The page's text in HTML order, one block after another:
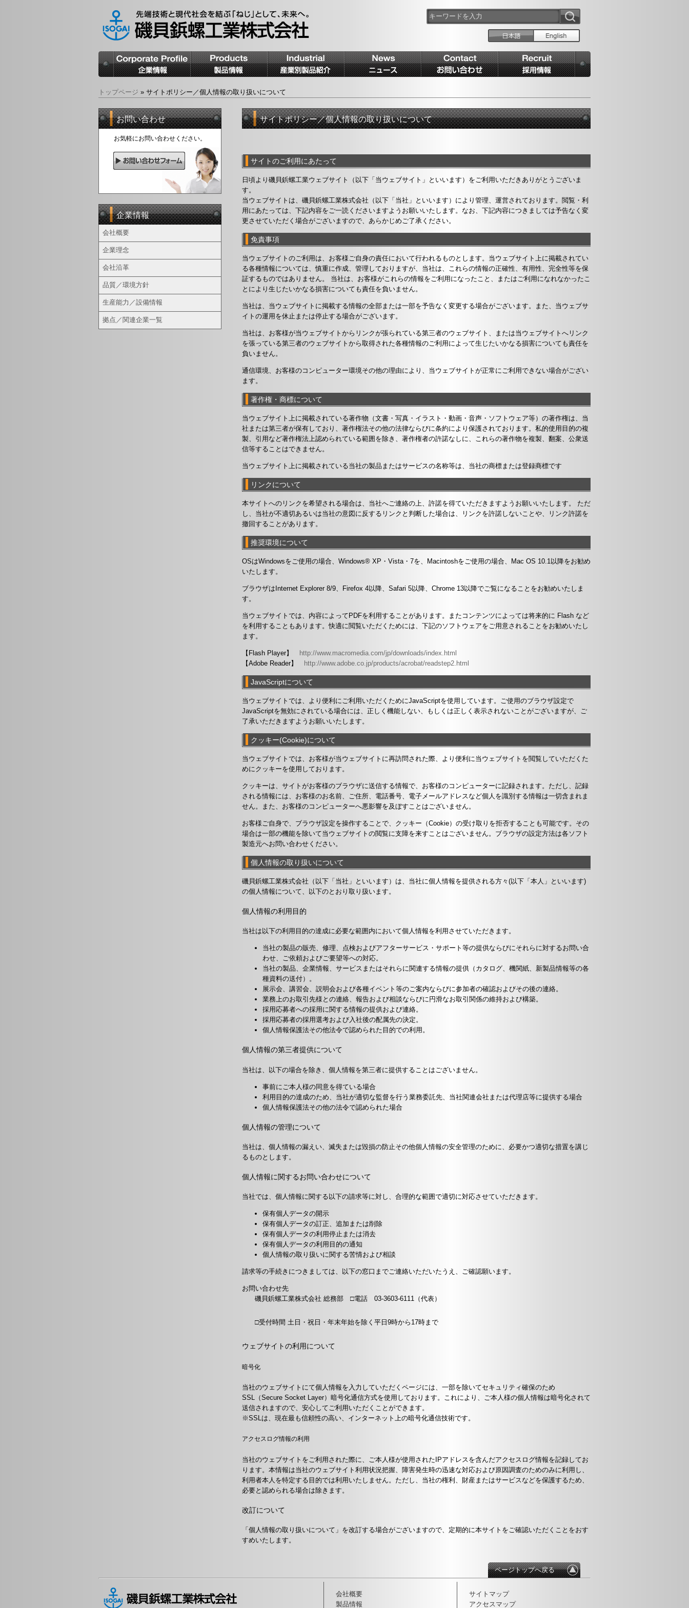
トップページ » サイトポリシー／個人情報の取り扱いについて
サイトポリシー／個人情報の取り扱いについて
サイトのご利用にあたって
日頃より磯貝鋲螺工業ウェブサイト（以下「当ウェブサイト」といいます）をご利用いただきありがとうございま
す。
当ウェブサイトは、磯貝鋲螺工業株式会社（以下「当社」といいます）により管理、運営されております。閲覧・利
用にあたっては、下記内容をご一読くださいますようお願いいたします。なお、下記内容につきましては予告なく変
更させていただく場合がございますので、あらかじめご了承ください。
免責事項
当ウェブサイトのご利用は、お客様ご自身の責任において行われるものとします。当ウェブサイト上に掲載されてい
る各種情報については、慎重に作成、管理しておりますが、当社は、これらの情報の正確性、有用性、完全性等を保
証するものではありません。 当社は、お客様がこれらの情報をご利用になったこと、またはご利用になれなかったこ
とにより生じたいかなる損害についても責任を負いません。
当社は、当ウェブサイトに掲載する情報の全部または一部を予告なく変更する場合がございます。また、当ウェブサ
イトの運用を休止または停止する場合がございます。
当社は、お客様が当ウェブサイトからリンクが張られている第三者のウェブサイト、または当ウェブサイトへリンク
を張っている第三者のウェブサイトから取得された各種情報のご利用によって生じたいかなる損害についても責任を
負いません。
通信環境、お客様のコンピューター環境その他の理由により、当ウェブサイトが正常にご利用できない場合がござい
ます。
著作権・商標について
当ウェブサイト上に掲載されている著作物（文書・写真・イラスト・動画・音声・ソフトウェア等）の著作権は、当
社または第三者が保有しており、著作権法その他の法律ならびに条約により保護されております。私的使用目的の複
製、引用など著作権法上認められている範囲を除き、著作権者の許諾なしに、これらの著作物を複製、翻案、公衆送
信等することはできません。
当ウェブサイト上に掲載されている当社の製品またはサービスの名称等は、当社の商標または登録商標です
リンクについて
本サイトへのリンクを希望される場合は、当社へご連絡の上、許諾を得ていただきますようお願いいたします。 ただ
し、当社が不適切あるいは当社の意図に反するリンクと判断した場合は、リンクを許諾しないことや、リンク許諾を
撤回することがあります。
推奨環境について
OSはWindowsをご使用の場合、Windows® XP・Vista・7を、Macintoshをご使用の場合、Mac OS 10.1以降をお勧め
いたします。
ブラウザはInternet Explorer 8/9、Firefox 4以降、Safari 5以降、Chrome 13以降でご覧になることをお勧めいたしま
す。
当ウェブサイトでは、内容によってPDFを利用することがあります。またコンテンツによっては将来的に Flash など
を利用することもあります。快適に閲覧いただくためには、下記のソフトウェアをご用意されることをお勧めいたし
ます。
【Flash Player】
http://www.macromedia.com/jp/downloads/index.html
【Adobe Reader】
http://www.adobe.co.jp/products/acrobat/readstep2.html
JavaScriptについて
当ウェブサイトでは、より便利にご利用いただくためにJavaScriptを使用しています。ご使用のブラウザ設定で
JavaScriptを無効にされている場合には、正しく機能しない、もしくは正しく表示されないことがございますが、ご
了承いただきますようお願いいたします。
クッキー(Cookie)について
当ウェブサイトでは、お客様が当ウェブサイトに再訪問された際、より便利に当ウェブサイトを閲覧していただくた
めにクッキーを使用しております。
クッキーは、サイトがお客様のブラウザに送信する情報で、お客様のコンピューターに記録されます。ただし、記録
される情報には、お客様のお名前、ご住所、電話番号、電子メールアドレスなど個人を識別する情報は一切含まれま
せん。また、お客様のコンピューターへ悪影響を及ぼすことはございません。
お客様ご自身で、ブラウザ設定を操作することで、クッキー（Cookie）の受け取りを拒否することも可能です。その
場合は一部の機能を除いて当ウェブサイトの閲覧に支障を来すことはございません。ブラウザの設定方法は各ソフト
製造元へお問い合わせください。
個人情報の取り扱いについて
磯貝鋲螺工業株式会社（以下「当社」といいます）は、当社に個人情報を提供される方々(以下「本人」といいます)
の個人情報について、以下のとおり取り扱います。
個人情報の利用目的
当社は以下の利用目的の達成に必要な範囲内において個人情報を利用させていただきます。
当社の製品の販売、修理、点検およびアフターサービス・サポート等の提供ならびにそれらに対するお問い合
わせ、ご依頼およびご要望等への対応。
当社の製品、企業情報、サービスまたはそれらに関連する情報の提供（カタログ、機関紙、新製品情報等の各
種資料の送付）。
展示会、講習会、説明会および各種イベント等のご案内ならびに参加者の確認およびその後の連絡。
業務上のお取引先様との連絡、報告および相談ならびに円滑なお取引関係の維持および構築。
採用応募者への採用に関する情報の提供および連絡。
採用応募者の採用選考および入社後の配属先の決定。
個人情報保護法その他法令で認められた目的での利用。
個人情報の第三者提供について
当社は、以下の場合を除き、個人情報を第三者に提供することはございません。
事前にご本人様の同意を得ている場合
利用目的の達成のため、当社が適切な監督を行う業務委託先、当社関連会社または代理店等に提供する場合
個人情報保護法その他の法令で認められた場合
個人情報の管理について
当社は、個人情報の漏えい、滅失または毀損の防止その他個人情報の安全管理のために、必要かつ適切な措置を講じ
るものとします。
個人情報に関するお問い合わせについて
当社では、個人情報に関する以下の請求等に対し、合理的な範囲で適切に対応させていただきます。
保有個人データの開示
保有個人データの訂正、追加または削除
保有個人データの利用停止または消去
保有個人データの利用目的の通知
個人情報の取り扱いに関する苦情および相談
請求等の手続きにつきましては、以下の窓口までご連絡いただいたうえ、ご確認願います。
お問い合わせ先
磯貝鋲螺工業株式会社 総務部 □電話 03-3603-6111（代表）
□受付時間 土日・祝日・年末年始を除く平日9時から17時まで
ウェブサイトの利用について
暗号化
当社のウェブサイトにて個人情報を入力していただくページには、一部を除いてセキュリティ確保のため
SSL（Secure Socket Layer）暗号化通信方式を使用しております。これにより、ご本人様の個人情報は暗号化されて
送信されますので、安心してご利用いただくことができます。
※SSLは、現在最も信頼性の高い、インターネット上の暗号化通信技術です。
アクセスログ情報の利用
当社のウェブサイトをご利用された際に、ご本人様が使用されたIPアドレスを含んだアクセスログ情報を記録してお
ります。本情報は当社のウェブサイト利用状況把握、障害発生時の迅速な対応および原因調査のためのみに利用し、
利用者本人を特定する目的では利用いたしません。ただし、当社の権利、財産またはサービスなどを保護するため、
必要と認められる場合は除きます。
改訂について
「個人情報の取り扱いについて」を改訂する場合がございますので、定期的に本サイトをご確認いただくことをおす
すめいたします。
お問い合わせ
お気軽にお問い合わせください。
企業情報
会社概要
企業理念
会社沿革
品質／環境方針
生産能力／設備情報
拠点／関連企業一覧
ページトップへ戻る
会社概要
製品情報
サイトマップ
アクセスマップ